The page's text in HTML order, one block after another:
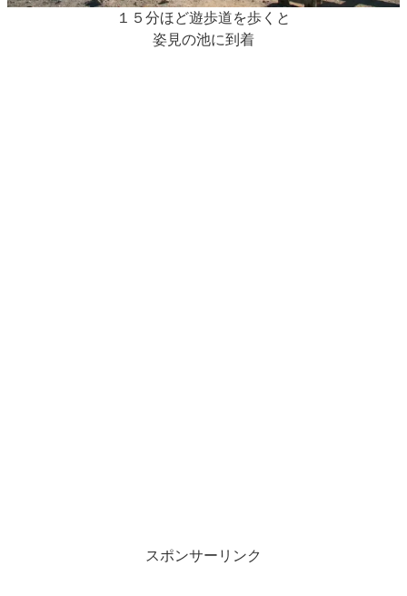
１５分ほど遊歩道を歩くと
姿見の池に到着
スポンサーリンク